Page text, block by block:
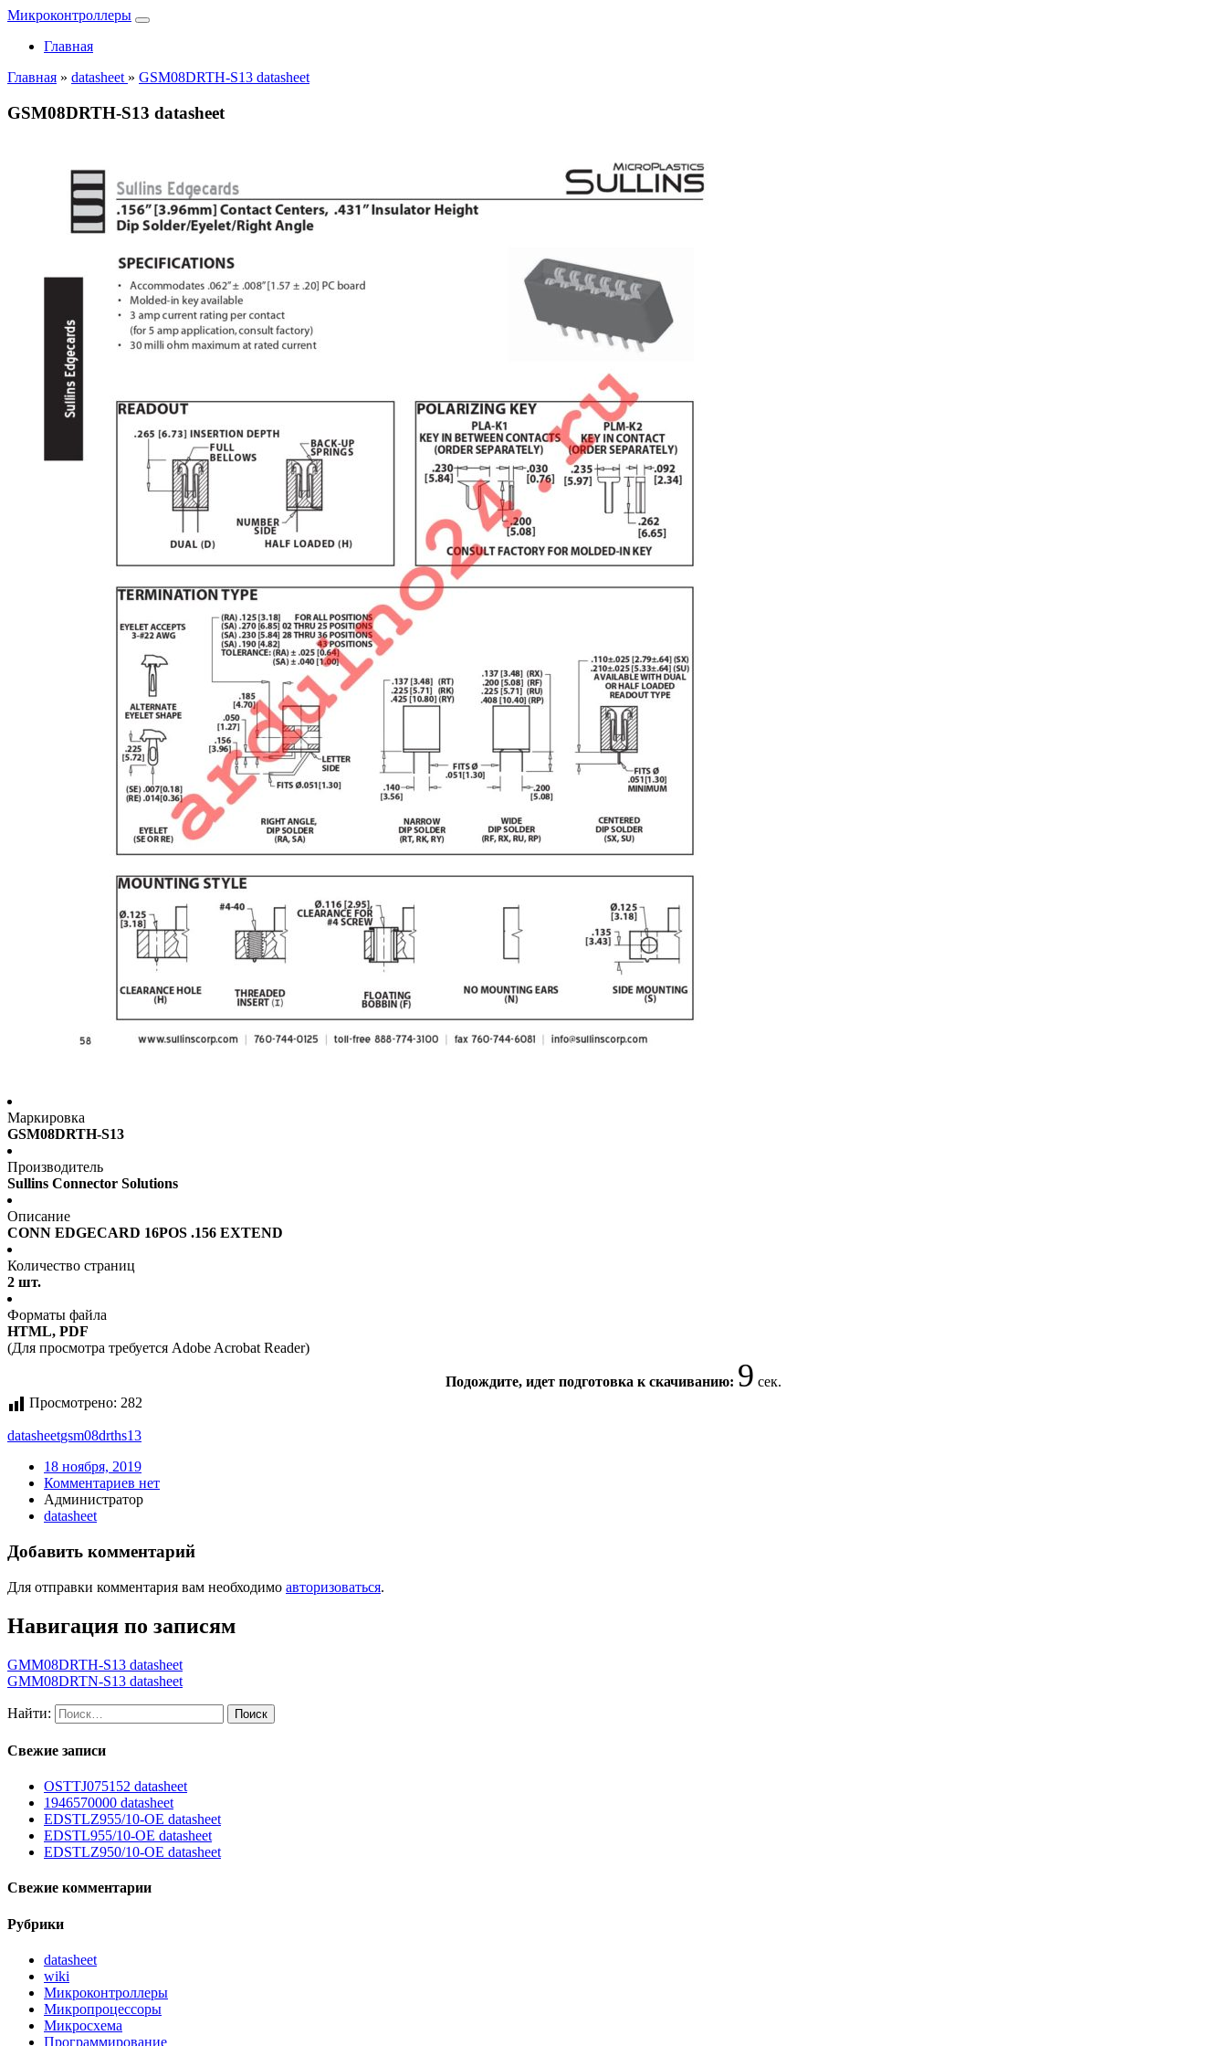
Микроконтроллеры
Главная
Главная » datasheet » GSM08DRTH-S13 datasheet
GSM08DRTH-S13 datasheet
Маркировка
GSM08DRTH-S13
Производитель
Sullins Connector Solutions
Описание
CONN EDGECARD 16POS .156 EXTEND
Количество страниц
2 шт.
Форматы файла
HTML, PDF
(Для просмотра требуется Adobe Acrobat Reader)
Подождите, идет подготовка к скачиванию: 8 сек.
Просмотрено: 282
datasheetgsm08drths13
18 ноября, 2019
Комментариев нет
Администратор
datasheet
Добавить комментарий
Для отправки комментария вам необходимо авторизоваться.
Навигация по записям
GMM08DRTH-S13 datasheet
GMM08DRTN-S13 datasheet
Найти:
Свежие записи
OSTTJ075152 datasheet
1946570000 datasheet
EDSTLZ955/10-OE datasheet
EDSTL955/10-OE datasheet
EDSTLZ950/10-OE datasheet
Свежие комментарии
Рубрики
datasheet
wiki
Микроконтроллеры
Микропроцессоры
Микросхема
Программирование